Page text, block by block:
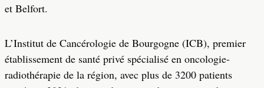
et Belfort.
L’Institut de Cancérologie de Bourgogne (ICB), premier
établissement de santé privé spécialisé en oncologie-
radiothérapie de la région, avec plus de 3200 patients